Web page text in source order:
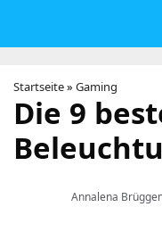
Startseite» Gaming
Die 9
Annalena